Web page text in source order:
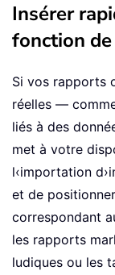
Insérer
fonction
Si vos rapports
réelles —
liés à des
met à votre
l‹importation
et de
correspondant
les rapports
ludiques ou les